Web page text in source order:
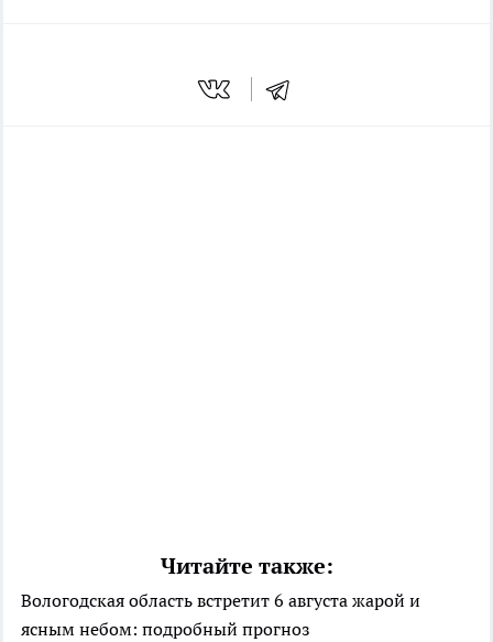
Читайте также:
Вологодская область встретит 6 августа жарой и
ясным небом: подробный прогноз